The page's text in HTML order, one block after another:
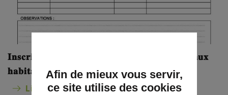
𝐈𝐧𝐬𝐜𝐫𝐢𝐩𝐭𝐢𝐨𝐧 𝐞𝐧 𝐦𝐚𝐢𝐫𝐢𝐞 : 𝐚𝐯𝐢𝐬 𝐚̀ 𝐭𝐨𝐮𝐬 𝐥𝐞𝐬 𝐧𝐨𝐮𝐯𝐞𝐚𝐮𝐱
𝐡𝐚𝐛𝐢𝐭𝐚𝐧𝐭𝐬 𝐝𝐞 𝐕𝐚𝐥𝐟𝐟
Lire la suite
Afin de mieux vous servir,
ce site utilise des cookies